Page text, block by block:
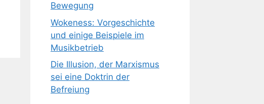
Bewegung
Wokeness: Vorgeschichte
und einige Beispiele im
Musikbetrieb
Die Illusion, der Marxismus
sei eine Doktrin der
Befreiung